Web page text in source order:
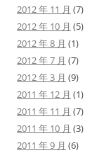
2012 年 11 月 (7)
2012 年 10 月 (5)
2012 年 8 月 (1)
2012 年 7 月 (7)
2012 年 3 月 (9)
2011 年 12 月 (1)
2011 年 11 月 (7)
2011 年 10 月 (3)
2011 年 9 月 (6)